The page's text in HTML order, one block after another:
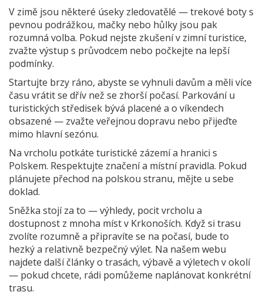
V zimě jsou některé úseky zledovatělé — trekové boty s
pevnou podrážkou, mačky nebo hůlky jsou pak
rozumná volba. Pokud nejste zkušení v zimní turistice,
zvažte výstup s průvodcem nebo počkejte na lepší
podmínky.
Startujte brzy ráno, abyste se vyhnuli davům a měli více
času vrátit se dřív než se zhorší počasí. Parkování u
turistických středisek bývá placené a o víkendech
obsazené — zvažte veřejnou dopravu nebo přijeďte
mimo hlavní sezónu.
Na vrcholu potkáte turistické zázemí a hranici s
Polskem. Respektujte značení a místní pravidla. Pokud
plánujete přechod na polskou stranu, mějte u sebe
doklad.
Sněžka stojí za to — výhledy, pocit vrcholu a
dostupnost z mnoha míst v Krkonoších. Když si trasu
zvolíte rozumně a připravíte se na počasí, bude to
hezký a relativně bezpečný výlet. Na našem webu
najdete další články o trasách, výbavě a výletech v okolí
— pokud chcete, rádi pomůžeme naplánovat konkrétní
trasu.